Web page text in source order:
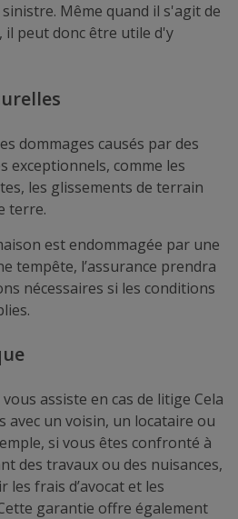
Même quand il s'agit de
peut donc être utile d'y
dommages causés par des
exceptionnels, comme les
les glissements de terrain
terre.
est endommagée par une
tempête, l’assurance prendra
nécessaires si les conditions
assiste en cas de litige Cela
avec un voisin, un locataire ou
si vous êtes confronté à
des travaux ou des nuisances,
les frais d’avocat et les
garantie offre également